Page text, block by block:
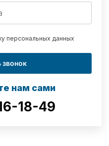
персональных данных
звонок
нам сами
18-49